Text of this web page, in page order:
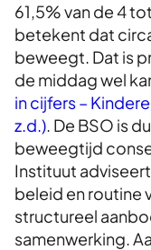
61,5% van de 4
betekent dat
beweegt. Dat is
de middag wel
in cijfers –
z.d.). De BSO is
beweegtijd
Instituut
beleid en routine
structureel
samenwerking.